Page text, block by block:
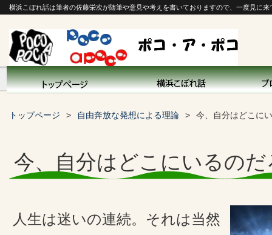
横浜こぼれ話は筆者の佐藤栄次が随筆や意見や考えを書いておりますので、一度見に来
トップページ 自由奔放な発想による理論 今、自分はどこに
今、自分はどこにいるの
人生は迷いの連続。それは当然